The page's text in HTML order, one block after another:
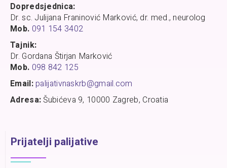
Dopredsjednica:
Dr. sc. Julijana Franinović Marković, dr. med., neurolog
Mob. 091 154 3402
Tajnik:
Dr. Gordana Štirjan Marković
Mob. 098 842 125
Email:palijativnaskrb@gmail.com
Adresa:Šubićeva 9, 10000 Zagreb, Croatia
Prijatelji palijative